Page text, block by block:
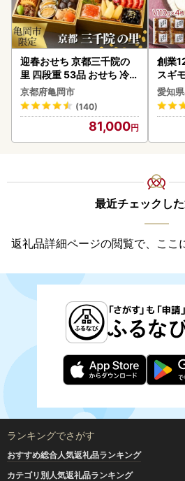
迎春おせち 京都三千院の
里 四段重 53品 おせち 冷蔵
2027 先行予約
京都府亀岡市
(140)
81,000
創業
スギ
み ハ
惣菜
ンバ
愛知
最近チェックし
返礼品詳細ページの閲覧で、ここ
ランキングでさがす
おすすめ総合人気返礼品ランキング
カテゴリ別人気返礼品ランキング